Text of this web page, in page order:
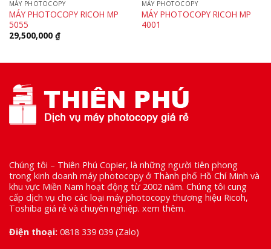
MÁY PHOTOCOPY
MÁY PHOTOCOPY RICOH MP
5055
29,500,000 ₫
MÁY PHOTOCOPY
MÁY PHOTOCOPY RICOH MP
4001
Chúng tôi – Thiên Phú Copier, là những người tiên phong
trong kinh doanh máy photocopy ở Thành phố Hồ Chí Minh và
khu vực Miền Nam hoạt động từ 2002 năm. Chúng tôi cung
cấp dịch vụ cho các loại máy photocopy thương hiệu Ricoh,
Toshiba giá rẻ và chuyên nghiệp. xem thêm.
Điện thoại: 0818 339 039 (Zalo)